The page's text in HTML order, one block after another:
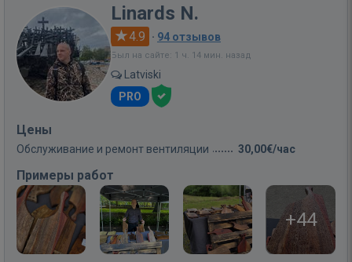
Linards N.
4.9 · 94 отзывов
Был на сайте: 1 ч. 14 мин. назад
Latviski
PRO
Цены
Обслуживание и ремонт вентиляции 30,00€/час
Примеры работ
+44